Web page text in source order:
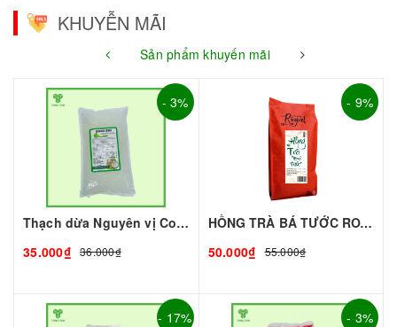
KHUYỄN MÃI
Sản phẩm khuyến mãi
- 3%
Thạch dừa Nguyên vị Coconut 1kg I Nguyên Liệu Pha Chế - Tobee Food
35.000₫ 36.000₫
- 9%
HỒNG TRÀ BÁ TƯỚC ROYAL (gói 500g)
50.000₫
55.000₫
- 17% - 3%